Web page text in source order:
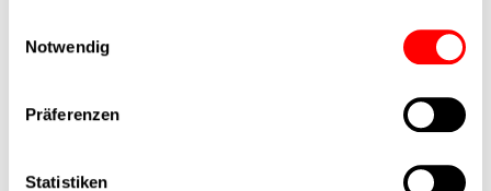
Notwendig
Präferenzen
Statistiken
Cyltronic mit IO-Link
unterschiedlichen Geschwindigkeit
Die Ansteuerung (Kommunikationsschnittstelle) der Cyltronic